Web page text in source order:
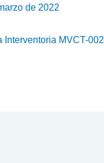
de 2022
Interventoria MVCT-002